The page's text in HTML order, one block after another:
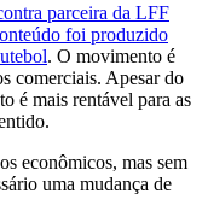
parceira da LFF
foi produzido
. O movimento é
comerciais. Apesar do
é mais rentável para as
econômicos, mas sem
uma mudança de